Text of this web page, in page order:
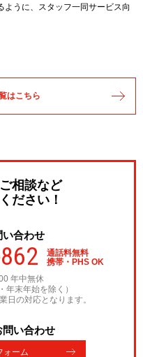
ように、スタッフ一同サービス向
はこちら
相談など
ださい！
い合わせ
通話料無料
携帯・PHS OK
年中無休
年末年始を除く）
日の対応となります。
い合わせ
ォーム